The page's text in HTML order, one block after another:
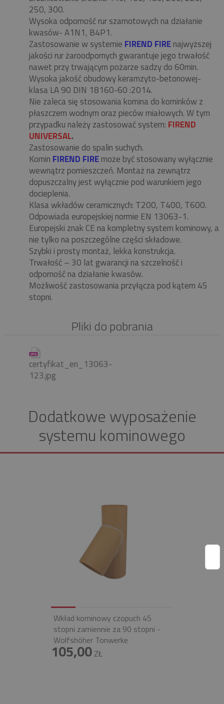
250, 300.
Wysoka odporność rur szamotowych na działanie
kwasów- A1N1, B4P1.
Zastosowanie w systemie FIREND FIREnajwyższej
jakości rur żaroodpornych gwarantuje jego trwałość
nawet przy trwającym pożarze sadzy do 60min.
Wysoka jakość obudowy keramzyto-betonowej-
klasa LA 90 DIN 18160-60 :2014.
Nie zaleca się stosowania komina do kominków z
płaszczem wodnym oraz pieców miałowych. W tym
przypadku należy zastosować system: FIREND
UNIVERSAL.
Zastosowanie do spalin suchych.
Komin FIREND FIREmoże być stosowany wyłącznie
wewnątrz pomieszczeń. Montaż na zewnątrz
dopuszczalny jest wyłącznie pod warunkiem jego
docieplenia.
Klasa wkładów ceramicznych: T200, T400, T600.
Odpowiada europejskiej normie EN 13063-1.
Europejski znak CE na kompletny system kominowy, a
nie tylko na poszczególne części składowe.
Szybki i prosty montaż, lekka konstrukcja.
Trwałość – 30 lat gwarancji na szczelność i
odporność na działanie kwasów.
Możliwość zastosowania przyłącza pod kątem 45
stopni.
Pliki do pobrania
certyfikat_en_13063-
123.jpg
Dodatkowe wyposażenie
systemu kominowego
Wkład kominowy czopuch 45
stopni zamiennie za 90 stopni -
Wolfshöher Tonwerke
105,00ZŁ